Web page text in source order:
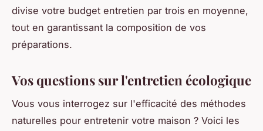
divise votre budget entretien par trois en moyenne,
tout en garantissant la composition de vos
préparations.
Vos questions sur l'entretien écologique
Vous vous interrogez sur l'efficacité des méthodes
naturelles pour entretenir votre maison ? Voici les